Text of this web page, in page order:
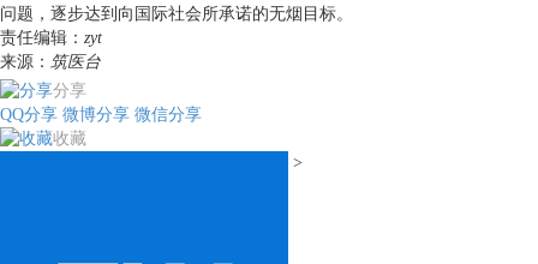
问题，逐步达到向国际社会所承诺的无烟目标。
责任编辑： zyt
来源： 筑医台
分享
QQ分享 微博分享 微信分享
收藏
>